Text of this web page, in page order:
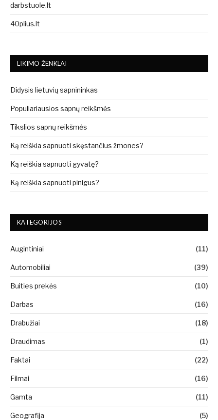
darbstuole.lt
40plius.lt
LIKIMO ŽENKLAI
Didysis lietuvių sapnininkas
Populiariausios sapnų reikšmės
Tikslios sapnų reikšmės
Ką reiškia sapnuoti skęstančius žmones?
Ką reiškia sapnuoti gyvatę?
Ką reiškia sapnuoti pinigus?
KATEGORIJOS
Augintiniai (11)
Automobiliai (39)
Buities prekės (10)
Darbas (16)
Drabužiai (18)
Draudimas (1)
Faktai (22)
Filmai (16)
Gamta (11)
Geografija (5)